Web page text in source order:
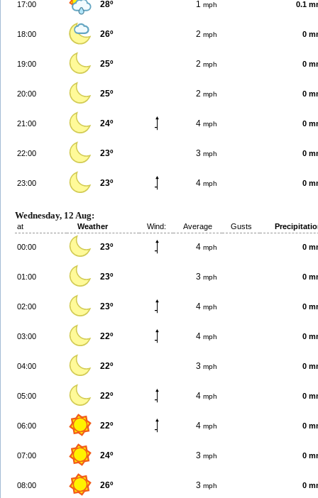
17:00 28º 1 mph 0.1
18:00 26º 2 mph 0
19:00 25º 2 mph 0
20:00 25º 2 mph 0
21:00 24º 4 mph 0
22:00 23º 3 mph 0
23:00 23º 4 mph 0
Wednesday, 12 Aug:
at Weather Wind: Average Gusts
00:00 23º 4 mph 0
01:00 23º 3 mph 0
02:00 23º 4 mph 0
03:00 22º 4 mph 0
04:00 22º 3 mph 0
05:00 22º 4 mph 0
06:00 22º 4 mph 0
07:00 24º 3 mph 0
08:00 26º 3 mph 0